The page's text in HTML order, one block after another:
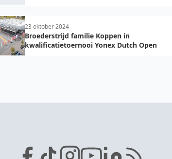
23 oktober 2024
Broederstrijd familie Koppen in
kwalificatietoernooi Yonex Dutch Open